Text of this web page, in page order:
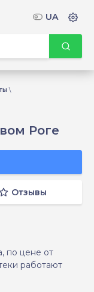
Роге
Отзывы
по цене от
работают
UA